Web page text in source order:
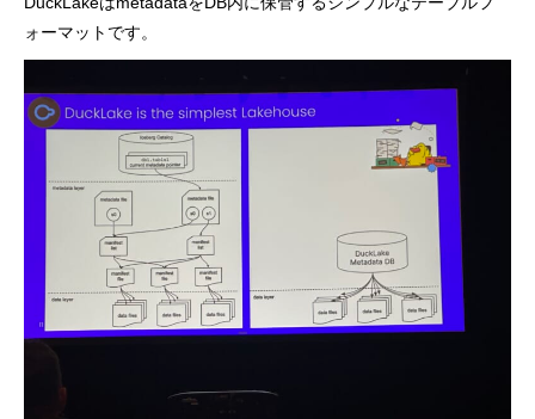
ォーマットです。